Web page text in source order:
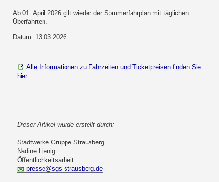
Ab 01. April 2026 gilt wieder der Sommerfahrplan mit täglichen
Überfahrten.
Datum: 13.03.2026
Alle Informationen zu Fahrzeiten und Ticketpreisen finden Sie
hier
Dieser Artikel wurde erstellt durch:
Stadtwerke Gruppe Strausberg
Nadine Lienig
Öffentlichkeitsarbeit
presse@sgs-strausberg.de